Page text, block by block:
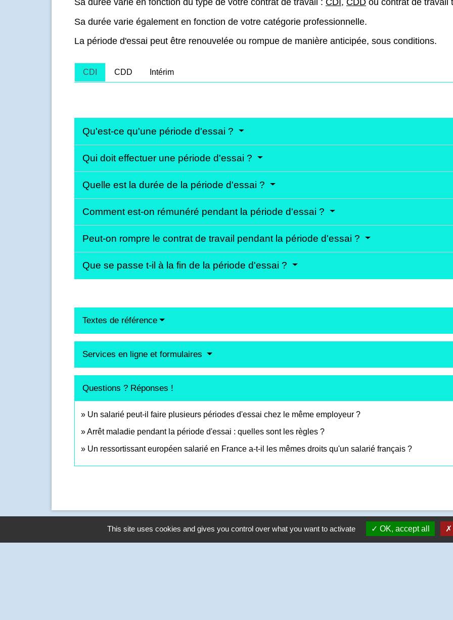
Sa durée varie en fonction du type de votre contrat de travail : CDI, CDD ou contrat de travail
Sa durée varie également en fonction de votre catégorie professionnelle.
La période d'essai peut être renouvelée ou rompue de manière anticipée, sous conditions.
CDI CDD Intérim
Qu'est-ce qu'une période d'essai ?
Qui doit effectuer une période d'essai ?
Quelle est la durée de la période d'essai ?
Comment est-on rémunéré pendant la période d'essai ?
Peut-on rompre le contrat de travail pendant la période d'essai ?
Que se passe t-il à la fin de la période d'essai ?
Textes de référence
Services en ligne et formulaires
Questions ? Réponses !
Un salarié peut-il faire plusieurs périodes d'essai chez le même employeur ?
Arrêt maladie pendant la période d'essai : quelles sont les règles ?
Un ressortissant européen salarié en France a-t-il les mêmes droits qu'un salarié français ?
This site uses cookies and gives you control over what you want to activate OK, accept all